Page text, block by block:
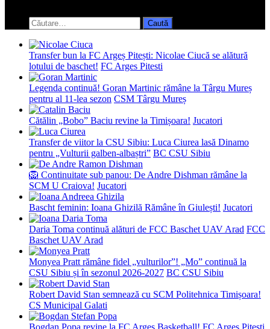
search
form
Caută
după:
Transfer bun la FC Argeș Pitești: Nicolae Ciucă se alătură
lotului de baschet! FC Arges Pitesti
Legenda continuă! Goran Martinic rămâne la Târgu Mureș
pentru al 11-lea sezon CSM Târgu Mureș
Cătălin „Bobo” Baciu revine la Timișoara! Jucatori
Transfer de viitor la CSU Sibiu: Luca Ciurea lasă Dinamo
pentru „Vulturii galben-albaștri” BC CSU Sibiu
🦁 Continuitate sub panou: De Andre Dishman rămâne la
SCM U Craiova! Jucatori
Bascht feminin: Ioana Ghizilă Rămâne în Giulești! Jucatori
Daria Toma continuă alături de FCC Baschet UAV Arad FCC
Baschet UAV Arad
Monyea Pratt rămâne fidel „vulturilor”! „Mo” continuă la
CSU Sibiu și în sezonul 2026-2027 BC CSU Sibiu
Robert David Stan semnează cu SCM Politehnica Timișoara!
CS Municipal Galati
Bogdan Popa revine la FC Argeș Basketball! FC Arges Pitesti